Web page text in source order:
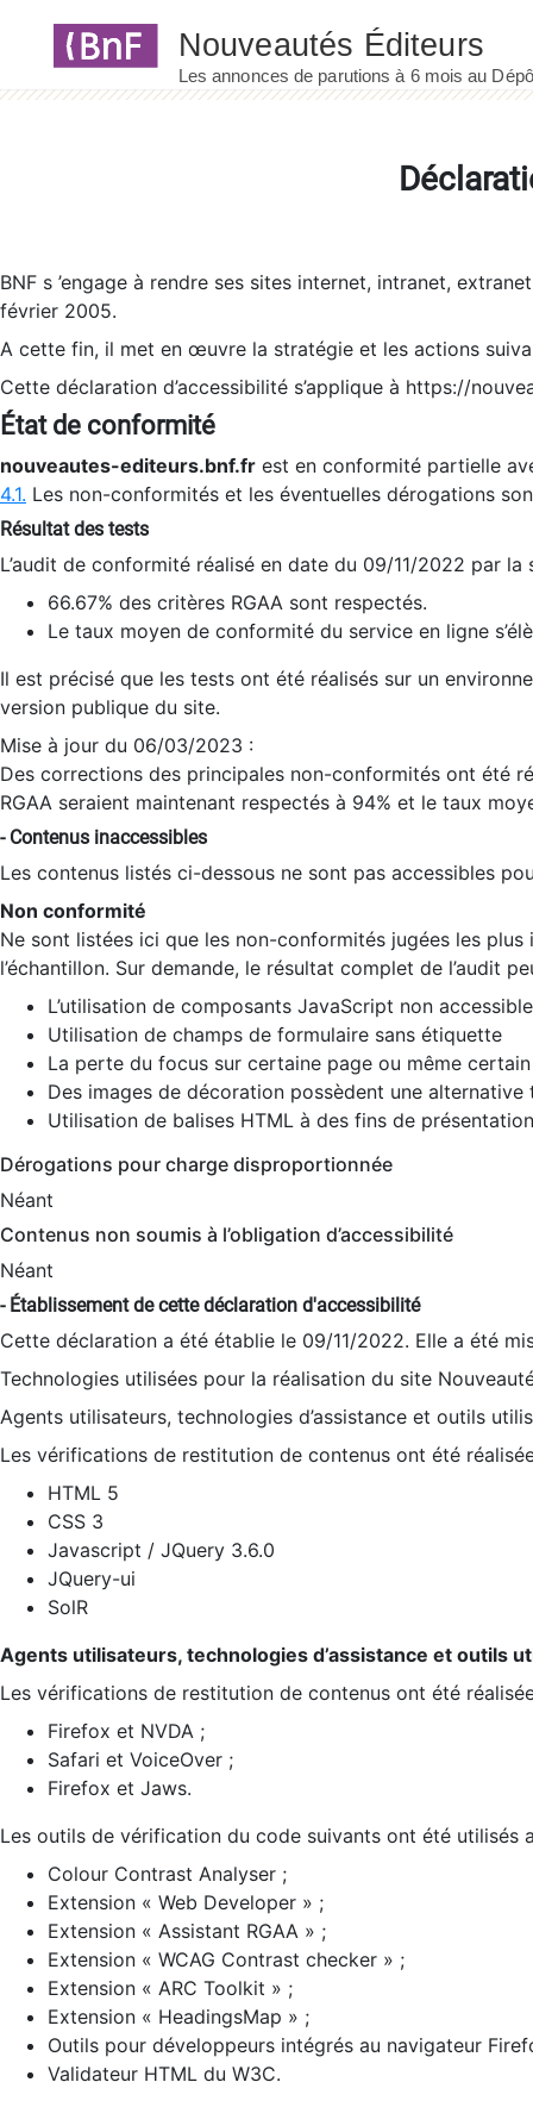
BNF s ’engage à rendre ses sites internet, intranet,
février 2005.
A cette fin, il met en œuvre la stratégie et les actions
Cette déclaration d’accessibilité s’applique à https://
État de conformité
nouveautes-editeurs.bnf.fr est en conformité partielle
4.1. Les non-conformités et les éventuelles dérogations
Résultat des tests
L’audit de conformité réalisé en date du 09/11/2022 par
66.67% des critères RGAA sont respectés.
Le taux moyen de conformité du service en ligne
Il est précisé que les tests ont été réalisés sur un
version publique du site.
Mise à jour du 06/03/2023 :
Des corrections des principales non-conformités ont été
RGAA seraient maintenant respectés à 94% et le taux
- Contenus inaccessibles
Les contenus listés ci-dessous ne sont pas accessibles
Non conformité
Ne sont listées ici que les non-conformités jugées les
l’échantillon. Sur demande, le résultat complet de l’audit
L’utilisation de composants JavaScript non
Utilisation de champs de formulaire sans étiquette
La perte du focus sur certaine page ou même
Des images de décoration possèdent une alternative
Utilisation de balises HTML à des fins de
Dérogations pour charge disproportionnée
Néant
Contenus non soumis à l’obligation d’accessibilité
Néant
- Établissement de cette déclaration d'accessibilité
Cette déclaration a été établie le 09/11/2022. Elle a été
Technologies utilisées pour la réalisation du site
Agents utilisateurs, technologies d’assistance et outils
Les vérifications de restitution de contenus ont été
HTML 5
CSS 3
Javascript / JQuery 3.6.0
JQuery-ui
SolR
Agents utilisateurs, technologies d’assistance et outils
Les vérifications de restitution de contenus ont été
Firefox et NVDA ;
Safari et VoiceOver ;
Firefox et Jaws.
Les outils de vérification du code suivants ont été utilisés
Colour Contrast Analyser ;
Extension « Web Developer » ;
Extension « Assistant RGAA » ;
Extension « WCAG Contrast checker » ;
Extension « ARC Toolkit » ;
Extension « HeadingsMap » ;
Outils pour développeurs intégrés au navigateur
Validateur HTML du W3C.